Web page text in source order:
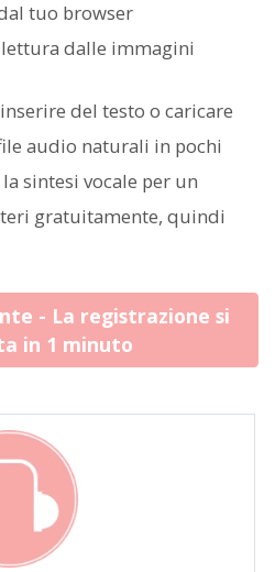
tuo browser
dalle immagini
del testo o caricare
audio naturali in pochi
sintesi vocale per un
gratuitamente, quindi
- La registrazione si
in 1 minuto